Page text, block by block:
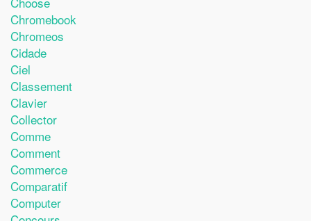
Chromebook
Chromeos
Cidade
Ciel
Classement
Clavier
Collector
Comme
Comment
Commerce
Comparatif
Computer